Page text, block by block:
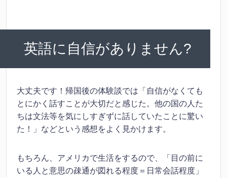
英語に自信がありません?
大丈夫です！帰国後の体験談では「自信がなくても
とにかく話すことが大切だと感じた。他の国の人た
ちは文法等を気にしすぎずに話していたことに驚い
た！」などという感想をよく見かけます。
もちろん、アメリカで生活をするので、「目の前に
いる人と意思の疎通が図れる程度＝日常会話程度」